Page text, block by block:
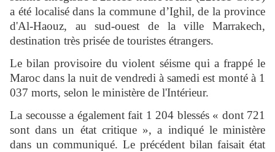
a été localisé dans la commune d’Ighil, de la province
d'Al-Haouz, au sud-ouest de la ville Marrakech,
destination très prisée de touristes étrangers.
Le bilan provisoire du violent séisme qui a frappé le
Maroc dans la nuit de vendredi à samedi est monté à 1
037 morts, selon le ministère de l'Intérieur.
La secousse a également fait 1 204 blessés « dont 721
sont dans un état critique », a indiqué le ministère
dans un communiqué. Le précédent bilan faisait état